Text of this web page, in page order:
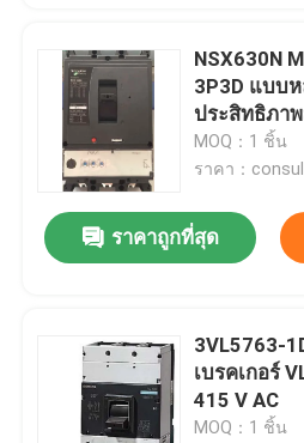
NSX630N
3P3D แบบ
ประสิทธิภา
MOQ：1 ชิ้น
ราคา：
ราคาถูกที่สุด
3VL5763-
เบรคเกอร์
415 V AC
MOQ：1 ชิ้น